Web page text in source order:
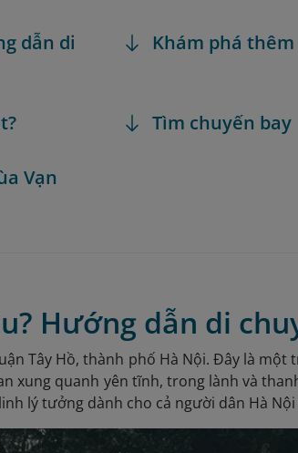
dẫn di
Vạn
Khám phá thêm
Tìm chuyến bay
Hướng dẫn di
Tây Hồ, thành phố Hà Nội. Đây là
xung quanh yên tĩnh, trong lành và
lý tưởng dành cho cả người dân Hà